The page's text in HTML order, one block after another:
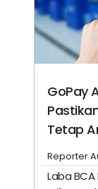
GoPay
Tetap
Reporter
Laba BCA